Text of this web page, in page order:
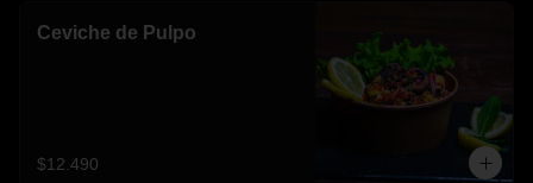
Ceviche de Pulpo
$12.490